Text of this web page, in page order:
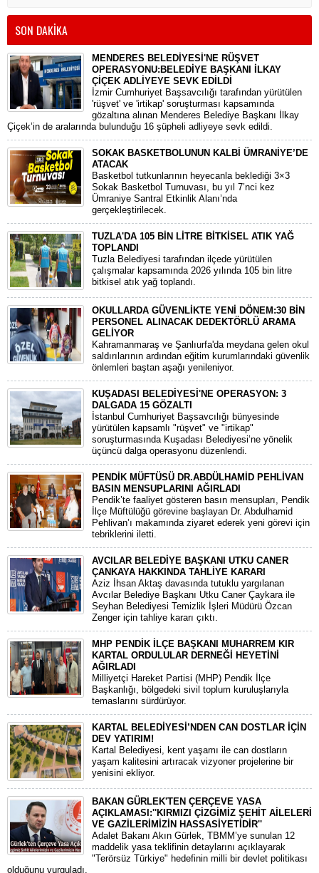
SON DAKİKA
MENDERES BELEDİYESİ'NE RÜŞVET
OPERASYONU:BELEDİYE BAŞKANI İLKAY
ÇİÇEK ADLİYEYE SEVK EDİLDİ
​İzmir Cumhuriyet Başsavcılığı tarafından yürütülen
'rüşvet' ve 'irtikap' soruşturması kapsamında
gözaltına alınan Menderes Belediye Başkanı İlkay
Çiçek’in de aralarında bulunduğu 16 şüpheli adliyeye sevk edildi.
SOKAK BASKETBOLUNUN KALBİ ÜMRANİYE’DE
ATACAK
Basketbol tutkunlarının heyecanla beklediği 3×3
Sokak Basketbol Turnuvası, bu yıl 7’nci kez
Ümraniye Santral Etkinlik Alanı’nda
gerçekleştirilecek.
TUZLA'DA 105 BİN LİTRE BİTKİSEL ATIK YAĞ
TOPLANDI
Tuzla Belediyesi tarafından ilçede yürütülen
çalışmalar kapsamında 2026 yılında 105 bin litre
bitkisel atık yağ toplandı.
OKULLARDA GÜVENLİKTE YENİ DÖNEM:30 BİN
PERSONEL ALINACAK DEDEKTÖRLÜ ARAMA
GELİYOR
​Kahramanmaraş ve Şanlıurfa'da meydana gelen okul
saldırılarının ardından eğitim kurumlarındaki güvenlik
önlemleri baştan aşağı yenileniyor.
KUŞADASI BELEDİYESİ'NE OPERASYON: 3
DALGADA 15 GÖZALTI
​İstanbul Cumhuriyet Başsavcılığı bünyesinde
yürütülen kapsamlı "rüşvet" ve "irtikap"
soruşturmasında Kuşadası Belediyesi’ne yönelik
üçüncü dalga operasyonu düzenlendi.
PENDİK MÜFTÜSÜ DR.ABDÜLHAMİD PEHLİVAN
BASIN MENSUPLARINI AĞIRLADI
​Pendik’te faaliyet gösteren basın mensupları, Pendik
İlçe Müftülüğü görevine başlayan Dr. Abdulhamid
Pehlivan’ı makamında ziyaret ederek yeni görevi için
tebriklerini iletti.
AVCILAR BELEDİYE BAŞKANI UTKU CANER
ÇANKAYA HAKKINDA TAHLİYE KARARI
​Aziz İhsan Aktaş davasında tutuklu yargılanan
Avcılar Belediye Başkanı Utku Caner Çaykara ile
Seyhan Belediyesi Temizlik İşleri Müdürü Özcan
Zenger için tahliye kararı çıktı.
MHP PENDİK İLÇE BAŞKANI MUHARREM KIR
KARTAL ORDULULAR DERNEĞİ HEYETİNİ
AĞIRLADI
​Milliyetçi Hareket Partisi (MHP) Pendik İlçe
Başkanlığı, bölgedeki sivil toplum kuruluşlarıyla
temaslarını sürdürüyor.
KARTAL BELEDİYESİ’NDEN CAN DOSTLAR İÇİN
DEV YATIRIM!
Kartal Belediyesi, kent yaşamı ile can dostların
yaşam kalitesini artıracak vizyoner projelerine bir
yenisini ekliyor.
BAKAN GÜRLEK'TEN ÇERÇEVE YASA
AÇIKLAMASI:''KIRMIZI ÇİZGİMİZ ŞEHİT AİLELERİ
VE GAZİLERİMİZİN HASSASİYETİDİR''
Adalet Bakanı Akın Gürlek, TBMM’ye sunulan 12
maddelik yasa teklifinin detaylarını açıklayarak
"Terörsüz Türkiye" hedefinin milli bir devlet politikası
olduğunu vurguladı.